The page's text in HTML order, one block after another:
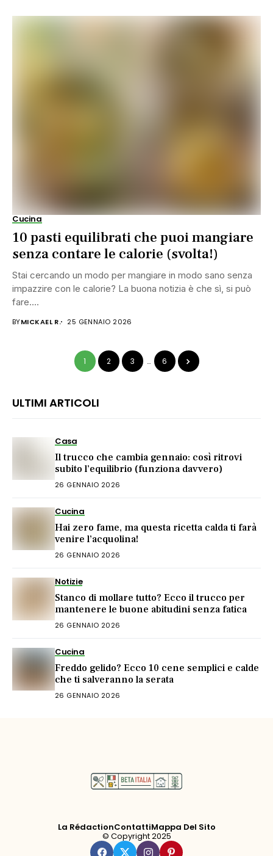
Cucina
10 pasti equilibrati che puoi mangiare
senza contare le calorie (svolta!)
Stai cercando un modo per mangiare in modo sano senza
impazzire con le calorie? La buona notizia è che sì, si può
fare....
BYMICKAEL R. 25 GENNAIO 2026
1 2 3 … 6
ULTIMI ARTICOLI
Casa
Il trucco che cambia gennaio: così ritrovi
subito l’equilibrio (funziona davvero)
26 GENNAIO 2026
Cucina
Hai zero fame, ma questa ricetta calda ti farà
venire l’acquolina!
26 GENNAIO 2026
Notizie
Stanco di mollare tutto? Ecco il trucco per
mantenere le buone abitudini senza fatica
26 GENNAIO 2026
Cucina
Freddo gelido? Ecco 10 cene semplici e calde
che ti salveranno la serata
26 GENNAIO 2026
La RédactionContattiMappa Del Sito
© Copyright 2025